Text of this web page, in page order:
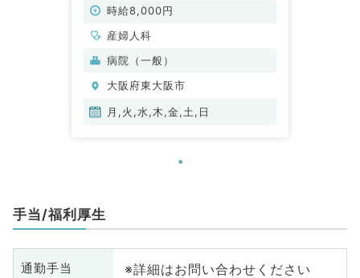
す。（産婦人科／非常勤）
時給8,000円
産婦人科
病院（一般）
大阪府東大阪市
月,火,水,木,金,土,日
手当/福利厚生
通勤手当 ※詳細はお問い合わせください